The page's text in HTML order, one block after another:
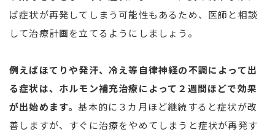
ば症状が再発してしまう可能性もあるため、医師と相談
して治療計画を立てるようにしましょう。
例えばほてりや発汗、冷え等自律神経の不調によって出
る症状は、ホルモン補充治療によって２週間ほどで効果
が出始めます。基本的に３カ月ほど継続すると症状が改
善しますが、すぐに治療をやめてしまうと症状が再発す